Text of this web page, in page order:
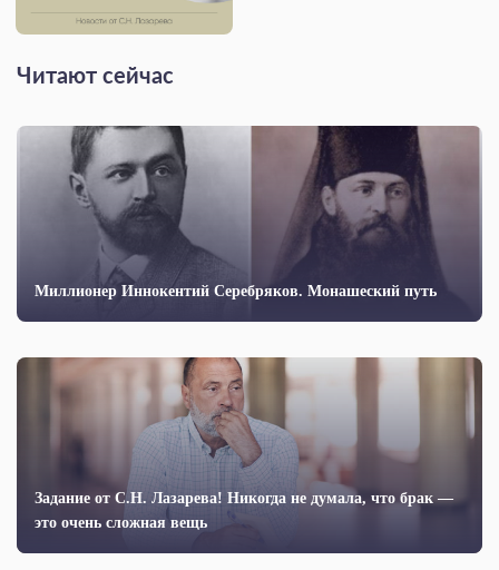
Читают сейчас
Миллионер Иннокентий Серебряков. Монашеский путь
Задание от С.Н. Лазарева! Никогда не думала, что брак —
это очень сложная вещь